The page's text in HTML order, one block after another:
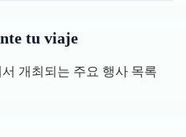
tu viaje
개최되는 주요 행사 목록